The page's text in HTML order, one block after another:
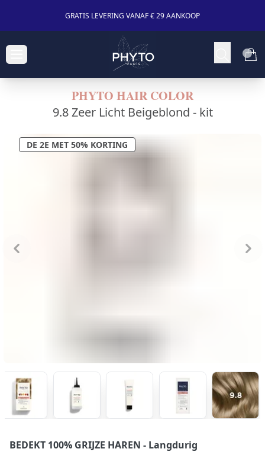
GRATIS LEVERING VANAF € 29 AANKOOP
PHYTO HAIR COLOR
9.8 Zeer Licht Beigeblond - kit
DE 2E MET 50% KORTING
BEDEKT 100% GRIJZE HAREN - Langdurig